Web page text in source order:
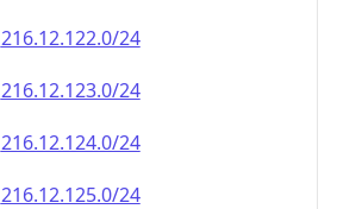
216.12.122.0/24
216.12.123.0/24
216.12.124.0/24
216.12.125.0/24